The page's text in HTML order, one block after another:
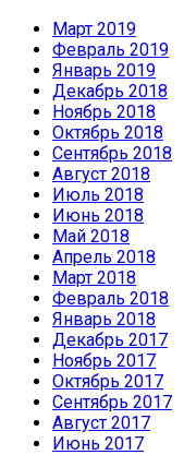
Март 2019
Февраль 2019
Январь 2019
Декабрь 2018
Ноябрь 2018
Октябрь 2018
Сентябрь 2018
Август 2018
Июль 2018
Июнь 2018
Май 2018
Апрель 2018
Март 2018
Февраль 2018
Январь 2018
Декабрь 2017
Ноябрь 2017
Октябрь 2017
Сентябрь 2017
Август 2017
Июнь 2017